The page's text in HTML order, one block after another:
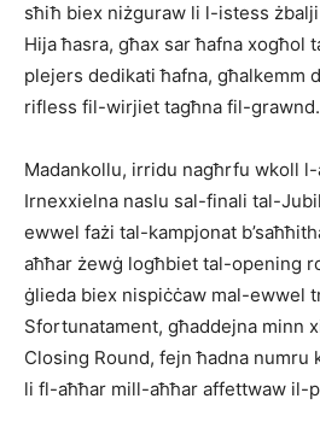
sħiħ biex niżguraw li l-istess
Hija ħasra, għax sar ħafna xogħol
plejers dedikati ħafna, għalkemm
rifless fil-wirjiet tagħna fil-grawnd.
Madankollu, irridu nagħrfu wkoll
Irnexxielna naslu sal-finali tal-
ewwel fażi tal-kampjonat
aħħar żewġ logħbiet tal-opening
ġlieda biex nispiċċaw mal-ewwel
Sfortunatament, għaddejna minn
Closing Round, fejn ħadna numru
li fl-aħħar mill-aħħar affettwaw il-